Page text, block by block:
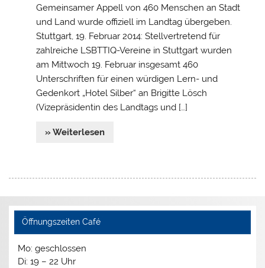
Gemeinsamer Appell von 460 Menschen an Stadt
und Land wurde offiziell im Landtag übergeben.
Stuttgart, 19. Februar 2014: Stellvertretend für
zahlreiche LSBTTIQ-Vereine in Stuttgart wurden
am Mittwoch 19. Februar insgesamt 460
Unterschriften für einen würdigen Lern- und
Gedenkort „Hotel Silber“ an Brigitte Lösch
(Vizepräsidentin des Landtags und […]
» Weiterlesen
Öffnungszeiten Café
Mo: geschlossen
Di: 19 – 22 Uhr